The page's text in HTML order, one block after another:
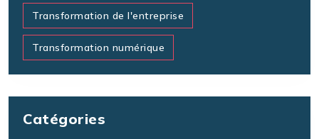
Transformation de l'entreprise
Transformation numérique
Catégories